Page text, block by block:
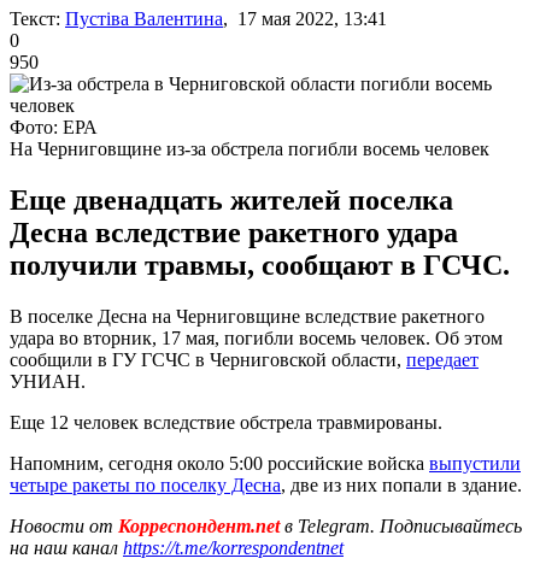
Текст: Пустіва Валентина, 17 мая 2022, 13:41
0
950
Фото: ЕРА
На Черниговщине из-за обстрела погибли восемь человек
Еще двенадцать жителей поселка
Десна вследствие ракетного удара
получили травмы, сообщают в ГСЧС.
В поселке Десна на Черниговщине вследствие ракетного
удара во вторник, 17 мая, погибли восемь человек. Об этом
сообщили в ГУ ГСЧС в Черниговской области, передает
УНИАН.
Еще 12 человек вследствие обстрела травмированы.
Напомним, сегодня около 5:00 российские войска выпустили
четыре ракеты по поселку Десна, две из них попали в здание.
Новости от Корреспондент.netв Telegram. Подписывайтесь
на наш канал https://t.me/korrespondentnet